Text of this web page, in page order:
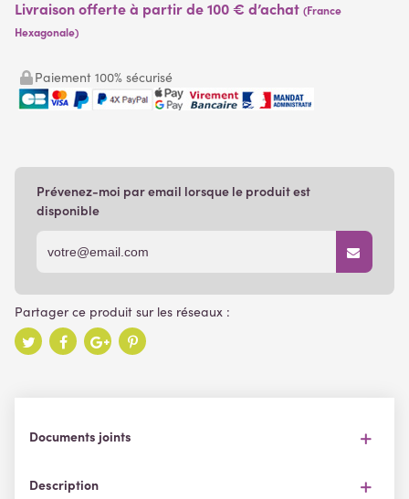
Livraison offerte à partir de 100 € d’achat (France
Hexagonale)
Paiement 100% sécurisé
Prévenez-moi par email lorsque le produit est
disponible
Description
Documents joints